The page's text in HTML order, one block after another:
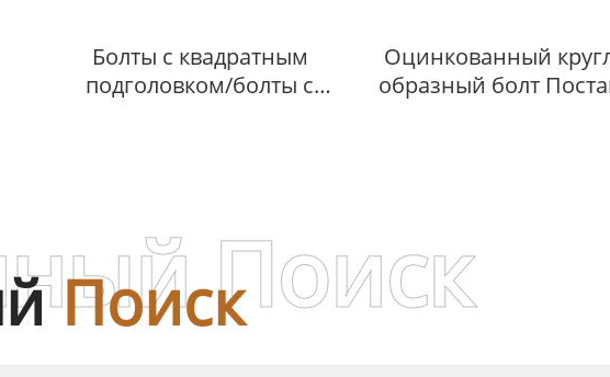
Болты с квадратным
подголовком/болты с
Оцинкованный
образный болт
ПоискПоиск